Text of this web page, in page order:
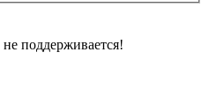
поддерживается!